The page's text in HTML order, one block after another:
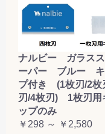
ナルビー ガラス
ーパー ブルー キ
プ付き (1枚刃/2枚
刃/4枚刃) 1枚刃用
ップのみ
￥298 ～ ￥2,580